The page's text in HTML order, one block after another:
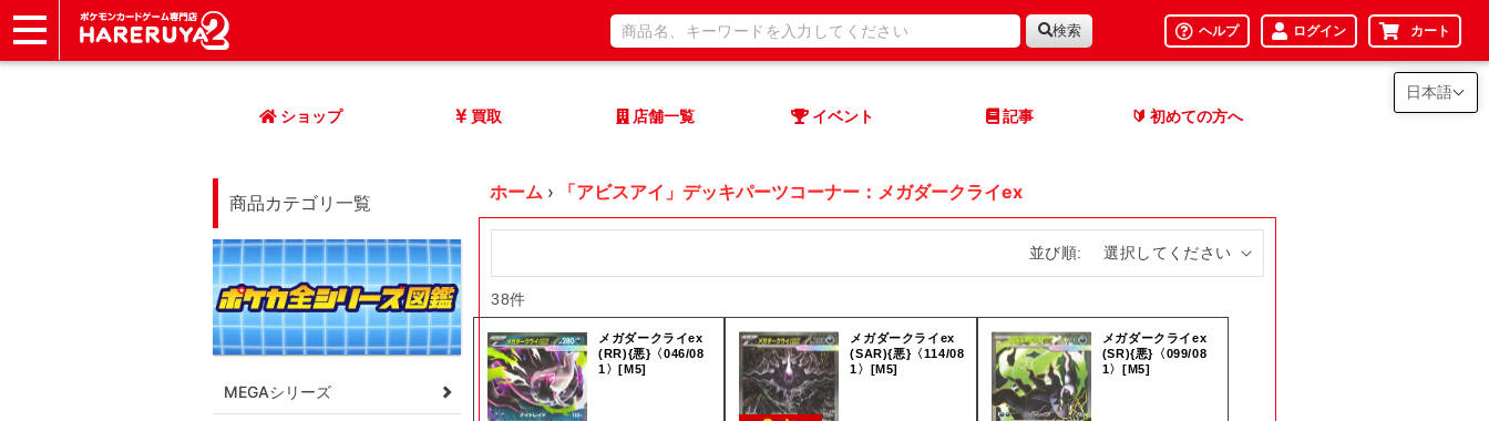
検索 ヘルプ ログイン カート
ショップ 買取 店舗一覧 イベント 記事 🔰 初めての方へ
商品カテゴリ一覧
MEGAシリーズ
ホーム › 「アビスアイ」デッキパーツコーナー：メガダークライex
並び順:
38件
メガダークライex
(RR){悪}〈046/08
1〉[M5]
メガダークライex
(SAR){悪}〈114/08
1〉[M5]
メガダークライex
(SR){悪}〈099/08
1〉[M5]
日本語